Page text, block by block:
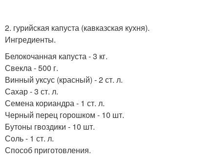
2. гурийская капуста (кавказская кухня).
Ингредиенты.
Белокочанная капуста - 3 кг.
Свекла - 500 г.
Винный уксус (красный) - 2 ст. л.
Сахар - 3 ст. л.
Семена кориандра - 1 ст. л.
Черный перец горошком - 10 шт.
Бутоны гвоздики - 10 шт.
Соль - 1 ст. л.
Способ приготовления.